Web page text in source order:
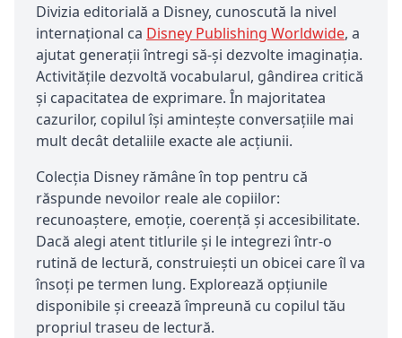
Divizia editorială a Disney, cunoscută la nivel
internațional ca Disney Publishing Worldwide, a
ajutat generații întregi să-și dezvolte imaginația.
Activitățile dezvoltă vocabularul, gândirea critică
și capacitatea de exprimare. În majoritatea
cazurilor, copilul își amintește conversațiile mai
mult decât detaliile exacte ale acțiunii.
Colecția Disney rămâne în top pentru că
răspunde nevoilor reale ale copiilor:
recunoaștere, emoție, coerență și accesibilitate.
Dacă alegi atent titlurile și le integrezi într-o
rutină de lectură, construiești un obicei care îl va
însoți pe termen lung. Explorează opțiunile
disponibile și creează împreună cu copilul tău
propriul traseu de lectură.